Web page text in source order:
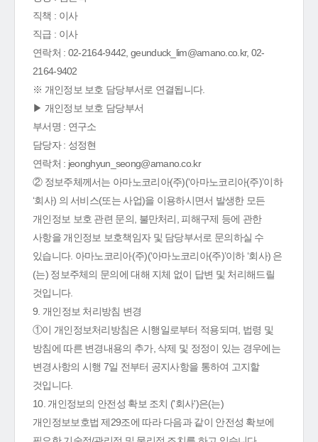
직책 : 이사
직급 : 이사
연락처 : 02-2164-9442, geunduck_lim@amano.co.kr, 02-
2164-9402
※ 개인정보 보호 담당부서로 연결됩니다.
▶ 개인정보 보호 담당부서
부서명 : 연구소
담당자 : 성정현
연락처 : jeonghyun_seong@amano.co.kr
② 정보주체께서는 아마노코리아(주)(‘아마노코리아(주)’이하
‘회사) 의 서비스(또는 사업)을 이용하시면서 발생한 모든
개인정보 보호 관련 문의, 불만처리, 피해구제 등에 관한
사항을 개인정보 보호책임자 및 담당부서로 문의하실 수
있습니다. 아마노코리아(주)(‘아마노코리아(주)’이하 ‘회사) 은
(는) 정보주체의 문의에 대해 지체 없이 답변 및 처리해드릴
것입니다.
9. 개인정보 처리방침 변경
①이 개인정보처리방침은 시행일로부터 적용되며, 법령 및
방침에 따른 변경내용의 추가, 삭제 및 정정이 있는 경우에는
변경사항의 시행 7일 전부터 공지사항을 통하여 고지할
것입니다.
10. 개인정보의 안전성 확보 조치 ('회사')은(는)
개인정보보호법 제29조에 따라 다음과 같이 안전성 확보에